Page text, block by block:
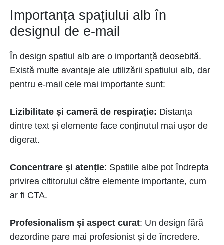
Importanța spațiului alb în
designul de e-mail
În design spațiul alb are o importanță deosebită.
Există multe avantaje ale utilizării spațiului alb, dar
pentru e-mail cele mai importante sunt:
Lizibilitate și cameră de respirație: Distanța
dintre text și elemente face conținutul mai ușor de
digerat.
Concentrare și atenție: Spațiile albe pot îndrepta
privirea cititorului către elemente importante, cum
ar fi CTA.
Profesionalism și aspect curat: Un design fără
dezordine pare mai profesionist și de încredere.